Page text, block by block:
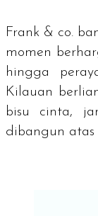
Frank & co.
momen
hingga
Kilauan
bisu cinta,
dibangun